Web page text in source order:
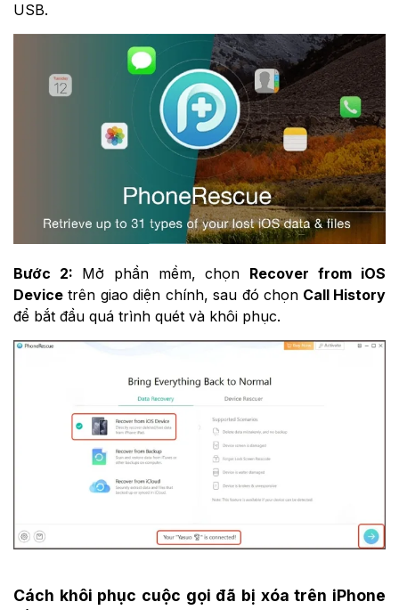
USB.
Bước 2: Mở phần mềm, chọn Recover from iOS
Device trên giao diện chính, sau đó chọn Call History
để bắt đầu quá trình quét và khôi phục.
Cách khôi phục cuộc gọi đã bị xóa trên iPhone